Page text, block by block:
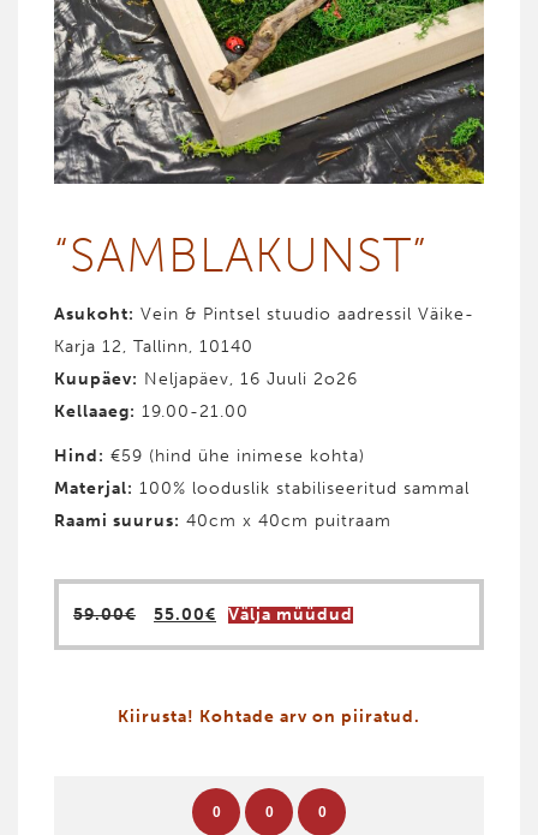
“SAMBLA­KUNST”
Asukoht: Vein & Pintsel stuudio aadressil Väike-
Karja 12, Tallinn, 10140
Kuupäev: Neljapäev, 16 Juuli 2o26
Kellaaeg: 19.00-21.00
Hind: €59 (hind ühe inimese kohta)
Materjal: 100% looduslik stabiliseeritud sammal
Raami suurus: 40cm x 40cm puitraam
59.00€
Algne
hind
59.00€.
55.00€
Praegune
hind
55.00€.
Välja müüdud
Kiirusta! Kohtade arv on piiratud.
0 0 0